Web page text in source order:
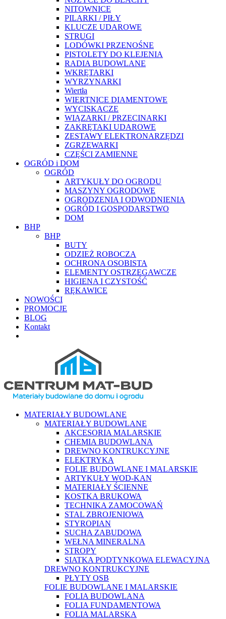
NITOWNICE
PILARKI / PIŁY
KLUCZE UDAROWE
STRUGI
LODÓWKI PRZENOŚNE
PISTOLETY DO KLEJENIA
RADIA BUDOWLANE
WKRĘTARKI
WYRZYNARKI
Wiertła
WIERTNICE DIAMENTOWE
WYCISKACZE
WIĄZARKI / PRZECINARKI
ZAKRĘTAKI UDAROWE
ZESTAWY ELEKTRONARZĘDZI
ZGRZEWARKI
CZĘŚCI ZAMIENNE
OGRÓD i DOM
OGRÓD
ARTYKUŁY DO OGRODU
MASZYNY OGRODOWE
OGRODZENIA I ODWODNIENIA
OGRÓD I GOSPODARSTWO
DOM
BHP
BHP
BUTY
ODZIEŻ ROBOCZA
OCHRONA OSOBISTA
ELEMENTY OSTRZEGAWCZE
HIGIENA I CZYSTOŚĆ
RĘKAWICE
NOWOŚCI
PROMOCJE
BLOG
Kontakt
MATERIAŁY BUDOWLANE
MATERIAŁY BUDOWLANE
AKCESORIA MALARSKIE
CHEMIA BUDOWLANA
DREWNO KONTRUKCYJNE
ELEKTRYKA
FOLIE BUDOWLANE I MALARSKIE
ARTYKUŁY WOD-KAN
MATERIAŁY ŚCIENNE
KOSTKA BRUKOWA
TECHNIKA ZAMOCOWAŃ
STAL ZBROJENIOWA
STYROPIAN
SUCHA ZABUDOWA
WEŁNA MINERALNA
STROPY
SIATKA PODTYNKOWA ELEWACYJNA
DREWNO KONTRUKCYJNE
PŁYTY OSB
FOLIE BUDOWLANE I MALARSKIE
FOLIA BUDOWLANA
FOLIA FUNDAMENTOWA
FOLIA MALARSKA